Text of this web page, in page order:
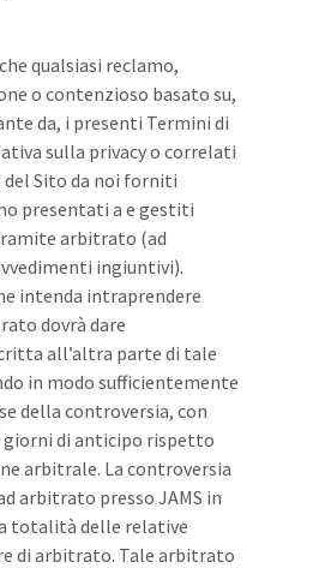
qualsiasi reclamo,
o contenzioso basato su,
da, i presenti Termini di
sulla privacy o correlati
del Sito da noi forniti
presentati a e gestiti
arbitrato (ad
ingiuntivi).
intenda intraprendere
dovrà dare
all’altra parte di tale
in modo sufficientemente
della controversia, con
giorni di anticipo rispetto
arbitrale. La controversia
arbitrato presso JAMS in
totalità delle relative
di arbitrato. Tale arbitrato